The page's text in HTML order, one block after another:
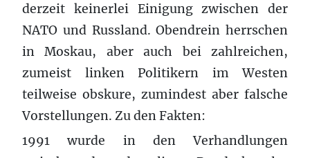
derzeit keinerlei Einigung zwischen der
NATO und Russland. Obendrein herrschen
in Moskau, aber auch bei zahlreichen,
zumeist linken Politikern im Westen
teilweise obskure, zumindest aber falsche
Vorstellungen. Zu den Fakten:
1991 wurde in den Verhandlungen